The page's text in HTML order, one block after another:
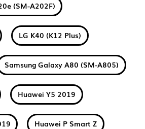
(SM-A202F)
LG K40 (K12 Plus)
Samsung Galaxy A80 (SM-A805)
Huawei Y5 2019
Huawei P Smart Z